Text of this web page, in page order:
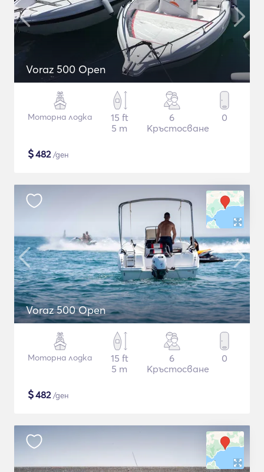
Voraz 500 Open
Моторна лодка
15 ft
5 m
6
Кръстосване
0
$482/ден
Voraz 500 Open
Моторна лодка
15 ft
5 m
6
Кръстосване
0
$482/ден